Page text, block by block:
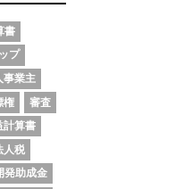
書
プ
事業主
権
審査
計算書
人税
発助成金